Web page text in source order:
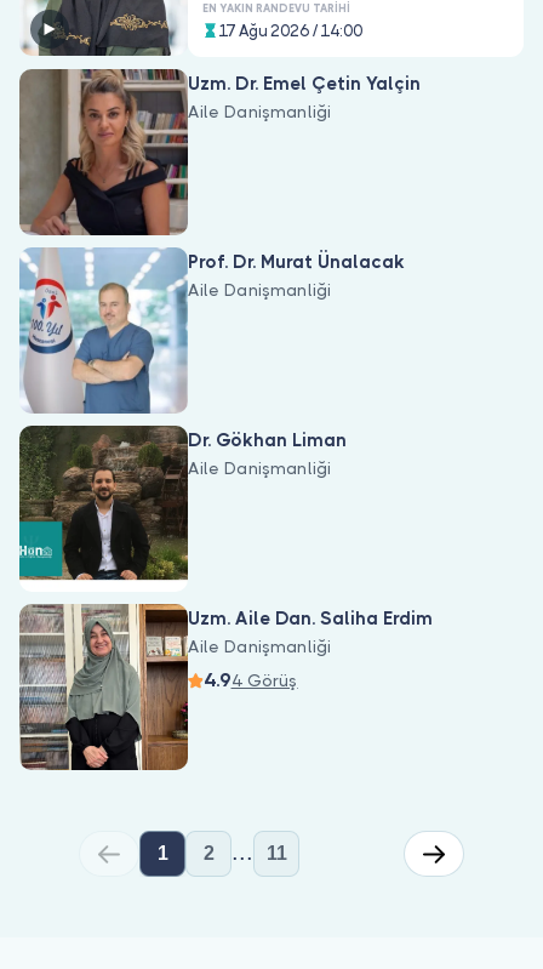
EN YAKIN RANDEVU TARIHI
17 Ağu 2026 / 14:00
Uzm. Dr. Emel Çetin Yalçin
Aile Danişmanliği
Prof. Dr. Murat Ünalacak
Aile Danişmanliği
Dr. Gökhan Liman
Aile Danişmanliği
Uzm. Aile Dan. Saliha Erdim
Aile Danişmanliği
4.94 Görüş
1 2 ... 11